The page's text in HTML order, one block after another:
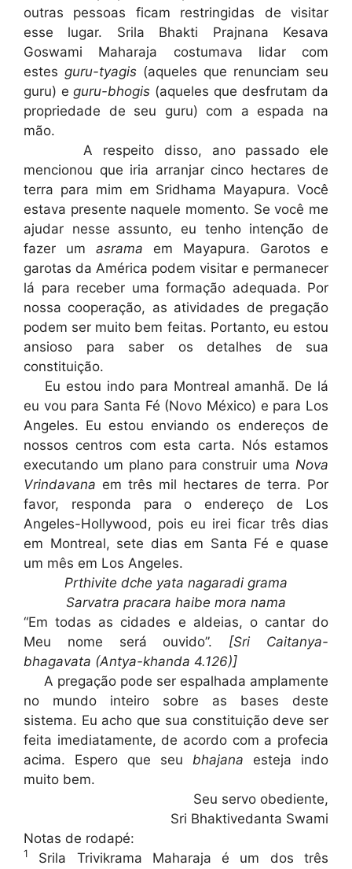
outras pessoas ficam restringidas de visitar
esse lugar. Srila Bhakti Prajnana Kesava
Goswami Maharaja costumava lidar com
estes guru-tyagis (aqueles que renunciam seu
guru) e guru-bhogis (aqueles que desfrutam da
propriedade de seu guru) com a espada na
mão.
A respeito disso, ano passado ele
mencionou que iria arranjar cinco hectares de
terra para mim em Sridhama Mayapura. Você
estava presente naquele momento. Se você me
ajudar nesse assunto, eu tenho intenção de
fazer um asrama em Mayapura. Garotos e
garotas da América podem visitar e permanecer
lá para receber uma formação adequada. Por
nossa cooperação, as atividades de pregação
podem ser muito bem feitas. Portanto, eu estou
ansioso para saber os detalhes de sua
constituição.
Eu estou indo para Montreal amanhã. De lá
eu vou para Santa Fé (Novo México) e para Los
Angeles. Eu estou enviando os endereços de
nossos centros com esta carta. Nós estamos
executando um plano para construir uma Nova
Vrindavana em três mil hectares de terra. Por
favor, responda para o endereço de Los
Angeles-Hollywood, pois eu irei ficar três dias
em Montreal, sete dias em Santa Fé e quase
um mês em Los Angeles.
Prthivite dche yata nagaradi grama
Sarvatra pracara haibe mora nama
“Em todas as cidades e aldeias, o cantar do
Meu nome será ouvido”. [Sri Caitanya-
bhagavata (Antya-khanda 4.126)]
A pregação pode ser espalhada amplamente
no mundo inteiro sobre as bases deste
sistema. Eu acho que sua constituição deve ser
feita imediatamente, de acordo com a profecia
acima. Espero que seu bhajana esteja indo
muito bem.
Seu servo obediente,
Sri Bhaktivedanta Swami
Notas de rodapé:
1
Srila Trivikrama Maharaja é um dos três